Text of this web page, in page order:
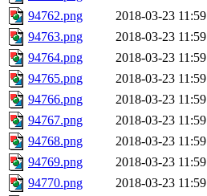
94762.png
2018-03-23 11:59
94763.png
2018-03-23 11:59
94764.png
2018-03-23 11:59
94765.png
2018-03-23 11:59
94766.png
2018-03-23 11:59
94767.png
2018-03-23 11:59
94768.png
2018-03-23 11:59
94769.png
2018-03-23 11:59
94770.png
2018-03-23 11:59